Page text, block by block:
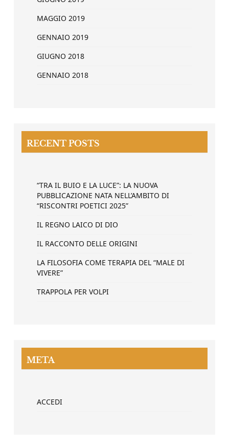
MAGGIO 2019
GENNAIO 2019
GIUGNO 2018
GENNAIO 2018
RECENT POSTS
“TRA IL BUIO E LA LUCE”: LA NUOVA
PUBBLICAZIONE NATA NELL’AMBITO DI
“RISCONTRI POETICI 2025”
IL REGNO LAICO DI DIO
IL RACCONTO DELLE ORIGINI
LA FILOSOFIA COME TERAPIA DEL “MALE DI
VIVERE”
TRAPPOLA PER VOLPI
META
ACCEDI